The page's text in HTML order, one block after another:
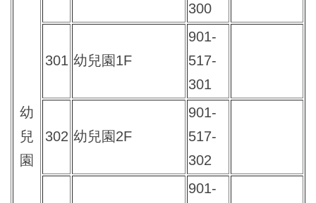
幼
兒
園
300
301 幼兒園1F
901-
517-
301
302 幼兒園2F
901-
517-
302
901-